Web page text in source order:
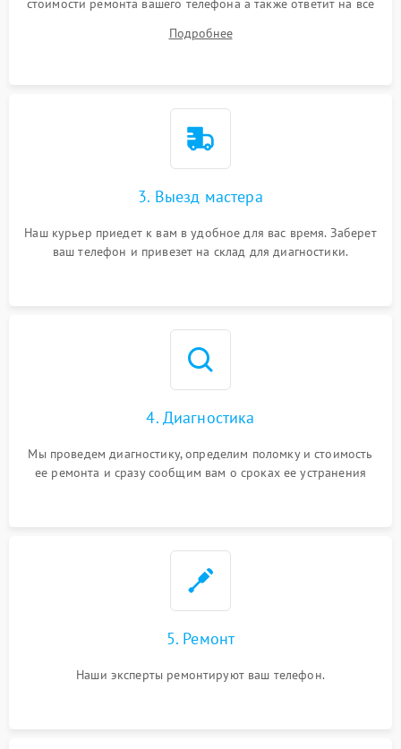
стоимости ремонта вашего телефона а также ответит на все
Подробнее
3. Выезд мастера
Наш курьер приедет к вам в удобное для вас время. Заберет
ваш телефон и привезет на склад для диагностики.
4. Диагностика
Мы проведем диагностику, определим поломку и стоимость
ее ремонта и сразу сообщим вам о сроках ее устранения
5. Ремонт
Наши эксперты ремонтируют ваш телефон.